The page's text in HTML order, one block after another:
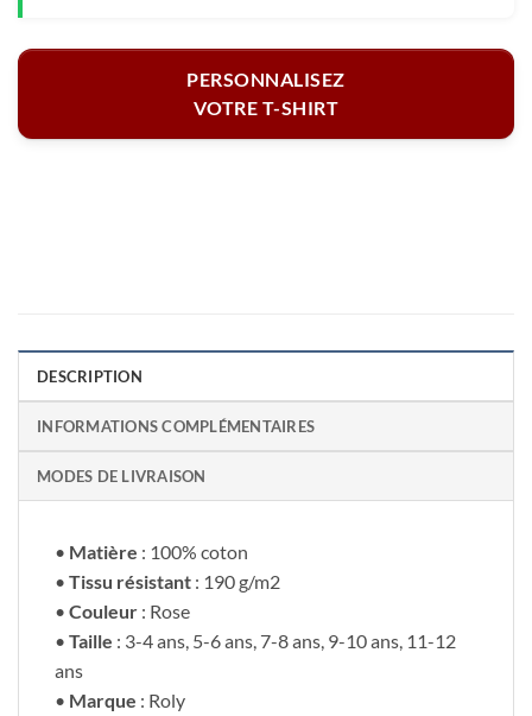
PERSONNALISEZ
VOTRE T-SHIRT
DESCRIPTION
INFORMATIONS COMPLÉMENTAIRES
MODES DE LIVRAISON
• Matière : 100% coton
• Tissu résistant : 190 g/m2
• Couleur : Rose
• Taille : 3-4 ans, 5-6 ans, 7-8 ans, 9-10 ans, 11-12
ans
• Marque : Roly